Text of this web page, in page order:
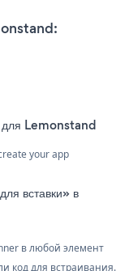
для Lemonstand
your app
вставки» в
в любой элемент
код для встраивания.